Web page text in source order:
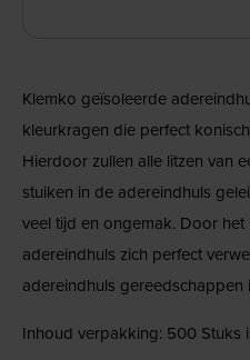
Klemko geïsoleerde
kleurkragen die perfect
Hierdoor zullen alle litzen van
stuiken in de adereindhuls
veel tijd en ongemak. Door
adereindhuls zich perfect
adereindhuls
Inhoud verpakking: 500 Stuks